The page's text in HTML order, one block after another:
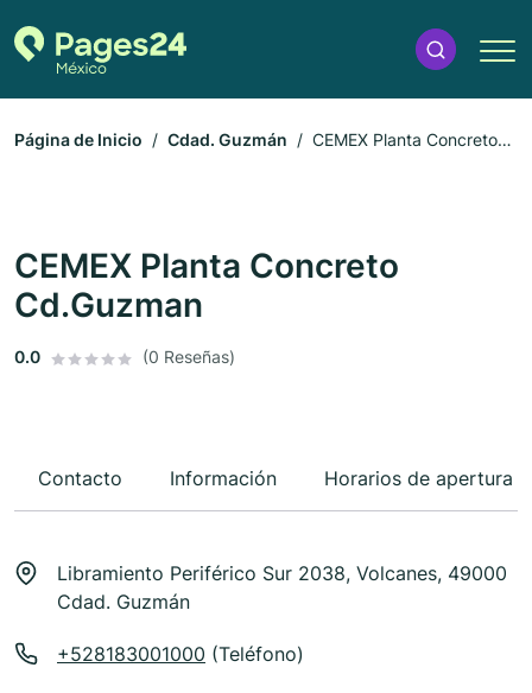
Página de Inicio Cdad. Guzmán
CEMEX Planta Concreto
CEMEX Planta Concreto
Cd.Guzman
0.0 (0 Reseñas)
Contacto Información Horarios de apertura
Libramiento Periférico Sur 2038, Volcanes, 49000
Cdad. Guzmán
+528183001000 (Teléfono)